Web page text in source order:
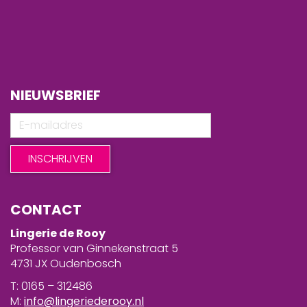
NIEUWSBRIEF
CONTACT
Lingerie de Rooy
Professor van Ginnekenstraat 5
4731 JX Oudenbosch
T: 0165 – 312486
M: info@lingeriederooy.nl